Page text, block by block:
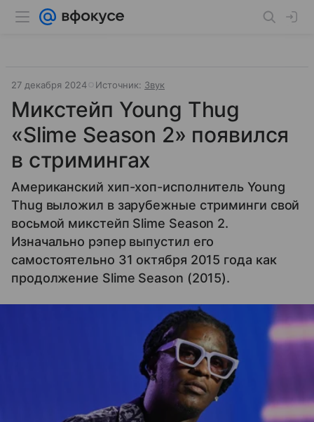
27 декабря 2024 Источник: Звук
Микстейп Young Thug
«Slime Season 2» появился
в стримингах
Американский хип-хоп-исполнитель Young
Thug выложил в зарубежные стриминги свой
восьмой микстейп Slime Season 2.
Изначально рэпер выпустил его
самостоятельно 31 октября 2015 года как
продолжение Slime Season (2015).